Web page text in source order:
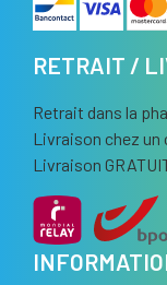
RETRAIT /
Retrait dans la
Livraison chez
Livraison